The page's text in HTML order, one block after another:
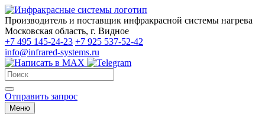
Производитель и поставщик инфракрасной системы нагрева
Московская область, г. Видное
+7 495 145-24-23 +7 925 537-52-42
info@infrared-systems.ru
Отправить запрос
Меню